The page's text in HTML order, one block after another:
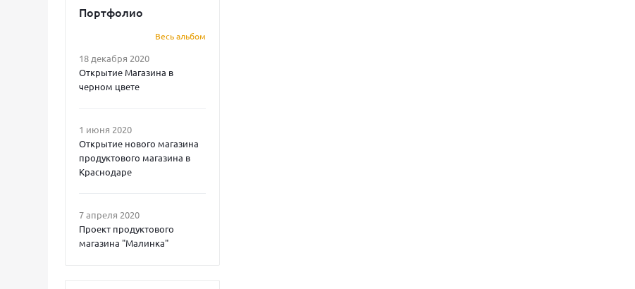
Портфолио
Весь альбом
18 декабря 2020
Открытие Магазина в
черном цвете
1 июня 2020
Открытие нового магазина
продуктового магазина в
Краснодаре
7 апреля 2020
Проект продуктового
магазина "Малинка"